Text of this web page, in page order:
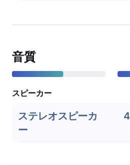
音質
スピーカー
ステレオスピーカ
ー